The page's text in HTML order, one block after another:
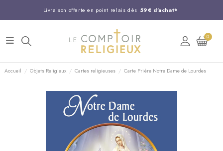
Livraison offerte en point relais dès 59€ d'achat*
Entreprise Française familiale
Support client disponible au 03 20 24 74 15
Commandez avant 14H, expédition le jour même !
0
Accueil Objets Religieux Cartes religieuses Carte Prière Notre Dame de Lourdes